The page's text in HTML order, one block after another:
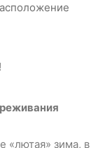
«лютая» зима, в